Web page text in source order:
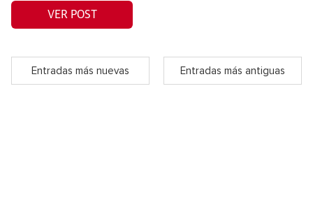
VER POST
Entradas más nuevas Entradas más antiguas